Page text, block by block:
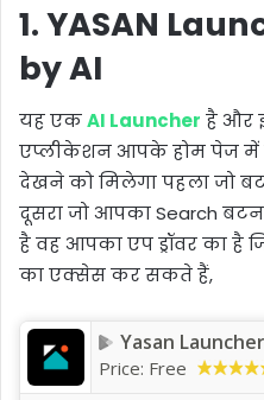
1. YASAN
by AI
यह एकAI Launcher है और
एप्लीकेशन आपके होम पेज में
देखने को मिलेगा पहला जो
दूसरा जो आपका Search
है वह आपका एप ड्रॉवर का
का एक्सेस कर सकते हैं,
Yasan
Price: Free